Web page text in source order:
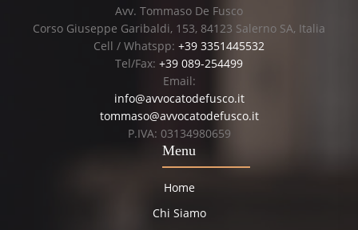
Avv. Tommaso De Fusco
Corso Giuseppe Garibaldi, 153, 84123 Salerno SA, Italia
Cell / Whatspp: +39 3351445532
Tel/Fax: +39 089-254499
Email:
info@avvocatodefusco.it
tommaso@avvocatodefusco.it
P.IVA: 03134980659
Menu
Home
Chi Siamo